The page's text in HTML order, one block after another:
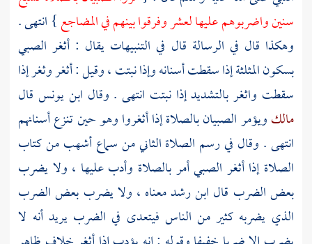
سنين واضربوهم عليها لعشر وفرقوا بينهم في المضاجع} انتهى .
وهكذا قال في الرسالة قال في التنبيهات يقال : أثغر الصبي
بسكون المثلثة إذا سقطت أسنانه وإذا نبتت ، وقيل : أثغر وثغر إذا
سقطت واثغر بالتشديد إذا نبتت انتهى . وقال ابن يونس قال
مالكويؤمر الصبيان بالصلاة إذا أثغروا وهو حين تنزع أسنانهم
انتهى . وقال في رسم الصلاة الثاني من سماعأشهبمن كتاب
الصلاة إذا أثغر الصبي أمر بالصلاة وأدب عليها ، ولا يضرب
بعض الضرب قال ابن رشدمعناه ، ولا يضرب بعض الضرب
الذي يضربه كثير من الناس فيتعدى في الضرب يريد أنه لا